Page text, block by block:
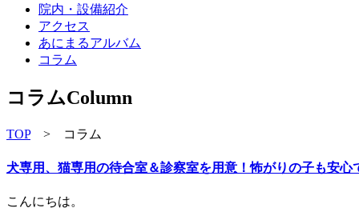
院内・設備紹介
アクセス
あにまるアルバム
コラム
コラムColumn
TOP> コラム
犬専用、猫専用の待合室＆診察室を用意！怖がりの子も安心
こんにちは。